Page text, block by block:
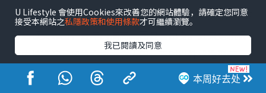
曾被封为“星梦一姐”的HANA菊梓乔，在前老板何哲图离
开后顿失靠山，去年约满离巢回复自由身。近来她积极
在内地巡演，风格亦愈来愈大胆，不时以性感造型示
人。无论是样貌还是身材都保养得宜，完全不像即将步
本周好去处
U Lifestyle 會使用Cookies來改善您的網站體驗，請確定您同意
接受本網站之私隱政策和使用條款才可繼續瀏覽。
我已閱讀及同意